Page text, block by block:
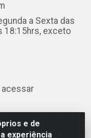
e de
experiência
a Sexta das
18:15hrs, exceto
acessar
Souza Leite, 265 -